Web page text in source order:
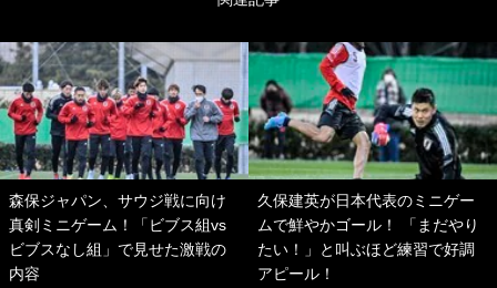
森保ジャパン、サウジ戦に向け
真剣ミニゲーム！「ビブス組vs
ビブスなし組」で見せた激戦の
内容
久保建英が日本代表のミニゲー
ムで鮮やかゴール！ 「まだやり
たい！」と叫ぶほど練習で好調
アピール！